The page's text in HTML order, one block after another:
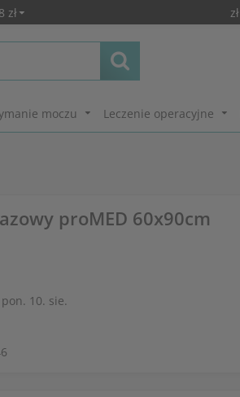
zł zł
moczu Leczenie operacyjne
proMED 60x90cm
pon. 10. sie.